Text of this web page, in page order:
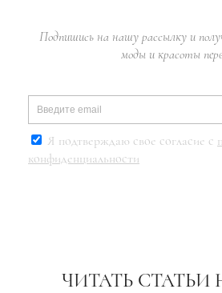
Подпишись на нашу рассылку и
моды и красоты
Я подтверждаю свое согласие с
конфиденциальности
ЧИТАТЬ СТАТЬИ